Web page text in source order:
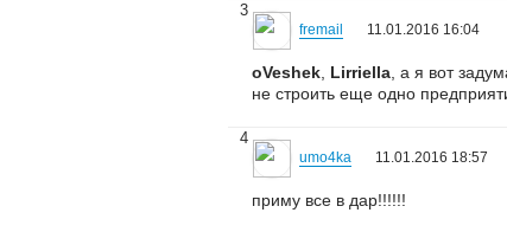
3
fremail 11.01.2016 16:04
oVeshek Lirriella , а я вот
не строить еще одно
4
umo4ka 11.01.2016 18:57
приму все в дар!!!!!!